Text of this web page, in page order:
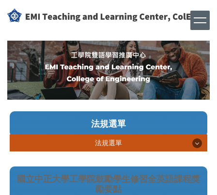
到
內
容
區
法規選單
法規選單
學生英檢獎勵
國立中正大學工學院鼓勵學生修習全英語課程獎
勵要點